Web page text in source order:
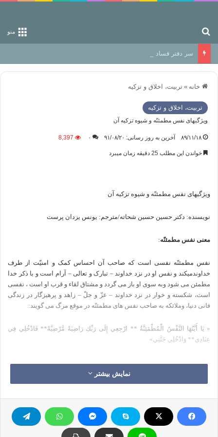
منو
سر دفتر فساد در زمین‌، دوری وکناره‌گیری از راه خداست‌!
خانه » تربیت، اخلاق و تزکیه
تربیت، اخلاق و تزکیه
ویژگیهای نفس مطمئنّه و شيوه تزكيه آن
۸۹/۱۱/۱۸ آخرین به روز رسانی: ۹۱/۰۸/۲۰ ۰ 8,397
خواندن این مطلب 25 دقیقه زمان میبرد
ویژگیهای نفس مطمئنّه و شيوه تزكيه آن
نويسنده: دکتر حسین حسین شحاته/مترجم: یونس یزدان پرست
معنی نفس مطمئنّه:
نفس مطمئنّه نفسی است که صاحب آن احساس کمک و امنیّت از طرف
خداوندمیکند و نفس او در نزد خداوند – تبارک و تعالی – آرام است و با ذکر خدا
مطمئن می شود وبه سوی او باز می گردد و مشتاق لقاء و قرب او است ، نفسی
است، شکسته و خوار در نزد خداوند – عزّ و جلّ – زاهد و پرهیزگار در زندگی
فانی دنیا، وملائکه به صاحب نفس های مطمئنّه در موقع مرگ می گویند:
« يَا أَيَّتُهَا النَّفْسُ الْمُطْمَئِنَّةُ ** ارْجِعِي إِلَى رَبِّكِ رَاضِيَةً مَّرْضِيَّةً** فَادْخُلِي فِي
عِبَادِي** وَادْخُلِي جَنَّتِي»
ترجمه :
اي انسانِ آسوده خاطر ( كه در پرتو ياد خدا و پرستش الله ، آرامش به هم
اي ) !** به سوي پروردگارت بازگرد ، در حالي كه تو ( از كرده خود در جهان و از
نعمت آخرت يزدان ) خوشنودي ، و ( خدا هم ) از تو خوشنود ( است ) .** به ميان
بندگانم درآي ( و همراه شايستگان و از زمره بايستگان شو ) .**
و به بهشت من
نمایش بیشتر